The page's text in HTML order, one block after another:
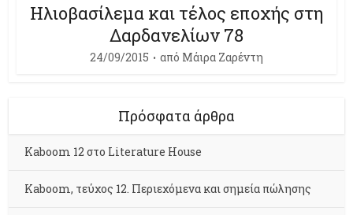
Ηλιοβασίλεμα και τέλος εποχής στη
Δαρδανελίων 78
24/09/2015 από Μάιρα Ζαρέντη
Πρόσφατα άρθρα
Kaboom 12 στο Literature House
Kaboom, τεύχος 12. Περιεχόμενα και σημεία πώλησης